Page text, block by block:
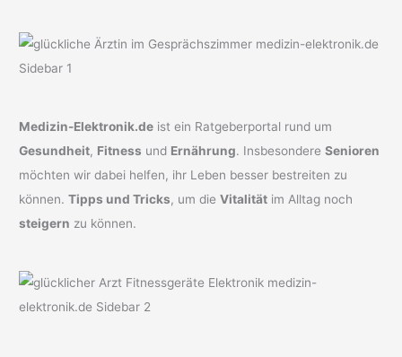
Medizin-Elektronik.de ist ein Ratgeberportal rund um
Gesundheit, Fitness und Ernährung. InsbesondereSenioren
möchten wir dabei helfen, ihr Leben besser bestreiten zu
können.Tipps und Tricks, um dieVitalität im Alltag noch
steigern zu können.